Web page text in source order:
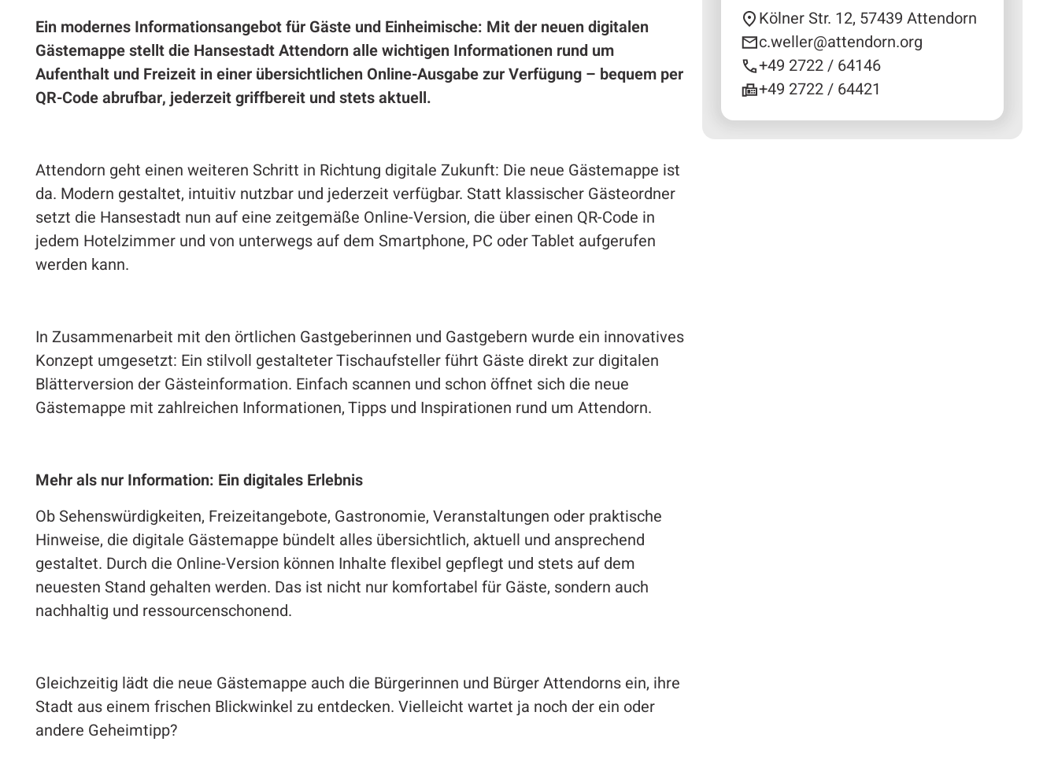
Ein modernes Informationsangebot für Gäste und Einheimische: Mit der neuen digitalen
Gästemappe stellt die Hansestadt Attendorn alle wichtigen Informationen rund um
Aufenthalt und Freizeit in einer übersichtlichen Online-Ausgabe zur Verfügung – bequem per
QR-Code abrufbar, jederzeit griffbereit und stets aktuell.
Attendorn geht einen weiteren Schritt in Richtung digitale Zukunft: Die neue Gästemappe ist
da. Modern gestaltet, intuitiv nutzbar und jederzeit verfügbar. Statt klassischer Gästeordner
setzt die Hansestadt nun auf eine zeitgemäße Online-Version, die über einen QR-Code in
jedem Hotelzimmer und von unterwegs auf dem Smartphone, PC oder Tablet aufgerufen
werden kann.
In Zusammenarbeit mit den örtlichen Gastgeberinnen und Gastgebern wurde ein innovatives
Konzept umgesetzt: Ein stilvoll gestalteter Tischaufsteller führt Gäste direkt zur digitalen
Blätterversion der Gästeinformation. Einfach scannen und schon öffnet sich die neue
Gästemappe mit zahlreichen Informationen, Tipps und Inspirationen rund um Attendorn.
Mehr als nur Information: Ein digitales Erlebnis
Ob Sehenswürdigkeiten, Freizeitangebote, Gastronomie, Veranstaltungen oder praktische
Hinweise, die digitale Gästemappe bündelt alles übersichtlich, aktuell und ansprechend
gestaltet. Durch die Online-Version können Inhalte flexibel gepflegt und stets auf dem
neuesten Stand gehalten werden. Das ist nicht nur komfortabel für Gäste, sondern auch
nachhaltig und ressourcenschonend.
Gleichzeitig lädt die neue Gästemappe auch die Bürgerinnen und Bürger Attendorns ein, ihre
Stadt aus einem frischen Blickwinkel zu entdecken. Vielleicht wartet ja noch der ein oder
andere Geheimtipp?
Kölner Str. 12, 57439 Attendorn
c.weller@attendorn.org
+49 2722 / 64146
+49 2722 / 64421